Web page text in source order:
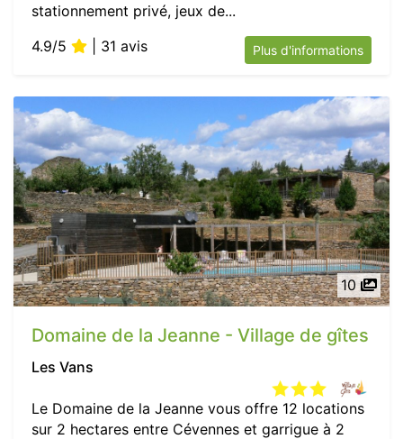
stationnement privé, jeux de...
4.9/5
| 31 avis Plus d'informations
10
Domaine de la Jeanne - Village de gîtes
Les Vans
Le Domaine de la Jeanne vous offre 12 locations
sur 2 hectares entre Cévennes et garrigue à 2